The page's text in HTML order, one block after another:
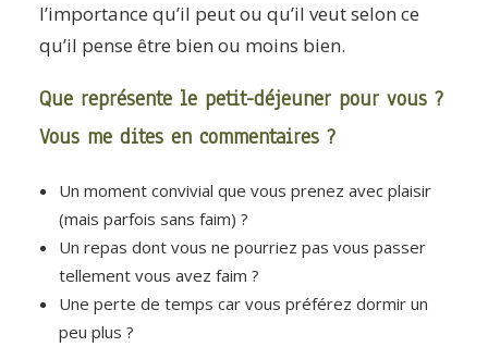
l’importance qu’il peut ou qu’il veut selon ce
qu’il pense être bien ou moins bien.
Que représente le petit-déjeuner pour vous ?
Vous me dites en commentaires ?
Un moment convivial que vous prenez avec plaisir
(mais parfois sans faim) ?
Un repas dont vous ne pourriez pas vous passer
tellement vous avez faim ?
Une perte de temps car vous préférez dormir un
peu plus ?